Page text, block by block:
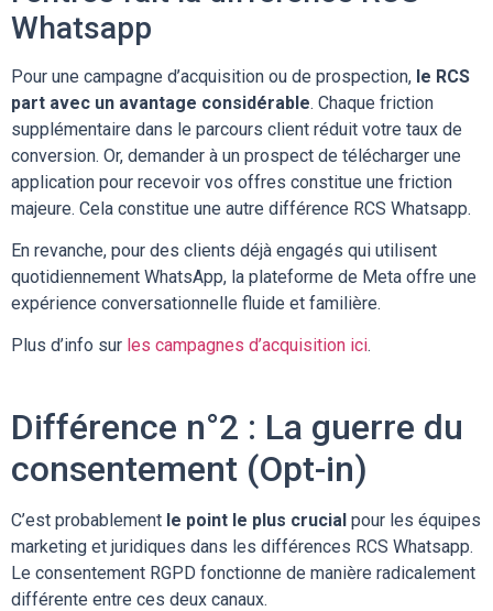
Whatsapp
Pour une campagne d’acquisition ou de prospection, le RCS
part avec un avantage considérable. Chaque friction
supplémentaire dans le parcours client réduit votre taux de
conversion. Or, demander à un prospect de télécharger une
application pour recevoir vos offres constitue une friction
majeure. Cela constitue une autre différence RCS Whatsapp.
En revanche, pour des clients déjà engagés qui utilisent
quotidiennement WhatsApp, la plateforme de Meta offre une
expérience conversationnelle fluide et familière.
Plus d’info sur les campagnes d’acquisition ici.
Différence n°2 : La guerre du
consentement (Opt-in)
C’est probablement le point le plus crucial pour les équipes
marketing et juridiques dans les différences RCS Whatsapp.
Le consentement RGPD fonctionne de manière radicalement
différente entre ces deux canaux.